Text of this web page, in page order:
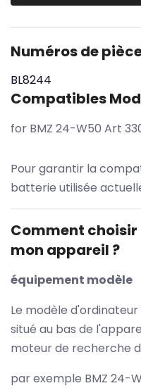
Numéros de
BL8244
Compatibles
for BMZ 24-W50 Art
Pour garantir la
batterie utilisée
Comment
mon appareil ?
équipement modèle
Le modèle
situé au bas de
moteur de recherche
par exemple BMZ 24-